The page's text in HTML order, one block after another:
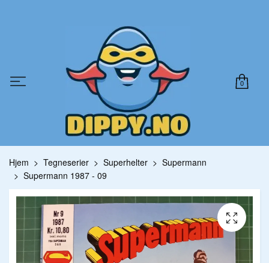
0
Hjem Tegneserier Superhelter
Supermann
Supermann 1987 - 09